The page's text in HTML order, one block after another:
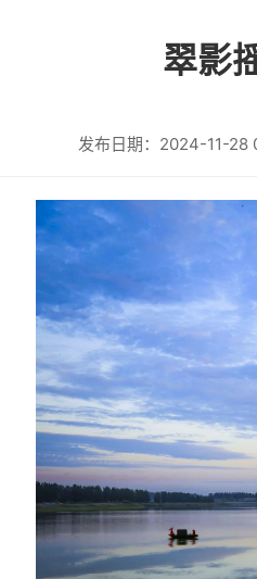
翠影
发布日期：2024-11-28